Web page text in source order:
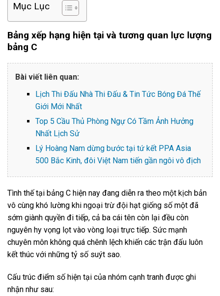
Mục Lục
Bảng xếp hạng hiện tại và tương quan lực lượng
bảng C
Bài viết liên quan:
Lịch Thi Đấu Nhà Thi Đấu & Tin Tức Bóng Đá Thế
Giới Mới Nhất
Top 5 Cầu Thủ Phòng Ngự Có Tầm Ảnh Hưởng
Nhất Lịch Sử
Lý Hoàng Nam dừng bước tại tứ kết PPA Asia
500 Bắc Kinh, đôi Việt Nam tiến gần ngôi vô địch
Tình thế tại bảng C hiện nay đang diễn ra theo một kịch bản
vô cùng khó lường khi ngoại trừ đội hạt giống số một đã
sớm giành quyền đi tiếp, cả ba cái tên còn lại đều còn
nguyên hy vọng lọt vào vòng loại trực tiếp. Sức mạnh
chuyên môn không quá chênh lệch khiến các trận đấu luôn
kết thúc với những tỷ số suýt sao.
Cấu trúc điểm số hiện tại của nhóm cạnh tranh được ghi
nhận như sau: